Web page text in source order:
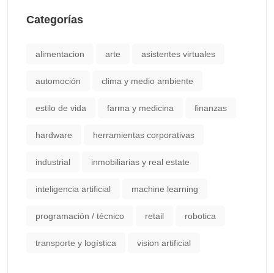
Categorías
alimentacion arte asistentes virtuales
automoción clima y medio ambiente
estilo de vida farma y medicina finanzas
hardware herramientas corporativas
industrial inmobiliarias y real estate
inteligencia artificial machine learning
programación / técnico retail robotica
transporte y logística vision artificial